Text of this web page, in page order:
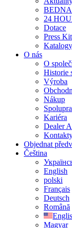
24
Dotace
Press Kit
O nás
O
Historie
Výroba
Nákup
Kariéra
Dealer
Objednat
Čeština
English
polski
Français
Deutsch
Română
Magyar